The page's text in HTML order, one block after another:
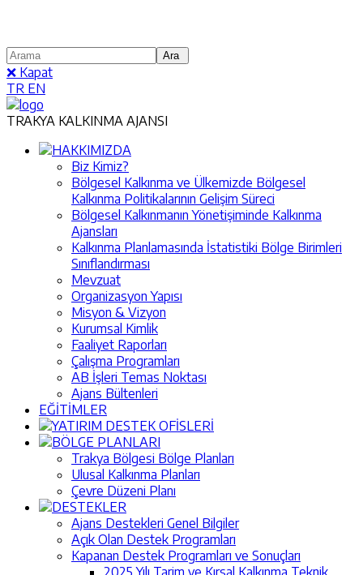
❌ Kapat
TR EN
TRAKYA KALKINMA AJANSI
HAKKIMIZDA
Biz Kimiz?
Bölgesel Kalkınma ve Ülkemizde Bölgesel
Kalkınma Politikalarının Gelişim Süreci
Bölgesel Kalkınmanın Yönetişiminde Kalkınma
Ajansları
Kalkınma Planlamasında İstatistiki Bölge Birimleri
Sınıflandırması
Mevzuat
Organizasyon Yapısı
Misyon & Vizyon
Kurumsal Kimlik
Faaliyet Raporları
Çalışma Programları
AB İşleri Temas Noktası
Ajans Bültenleri
EĞİTİMLER
YATIRIM DESTEK OFİSLERİ
BÖLGE PLANLARI
Trakya Bölgesi Bölge Planları
Ulusal Kalkınma Planları
Çevre Düzeni Planı
DESTEKLER
Ajans Destekleri Genel Bilgiler
Açık Olan Destek Programları
Kapanan Destek Programları ve Sonuçları
2025 Yılı Tarim ve Kırsal Kalkınma Teknik